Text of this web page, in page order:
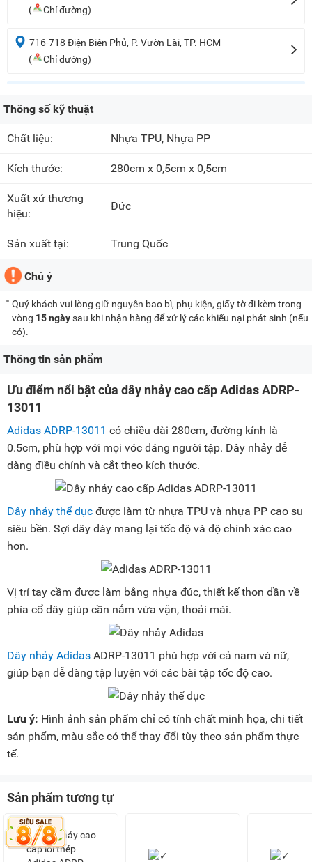
(
Chỉ đường)
716-718 Điện Biên Phủ, P. Vườn Lài, TP. HCM
(
Chỉ đường)
Thông số kỹ thuật
Chất liệu: Nhựa TPU, Nhựa PP
Kích thước: 280cm x 0,5cm x 0,5cm
Xuất xứ thương
hiệu:
Đức
Sản xuất tại: Trung Quốc
Chú ý
Quý khách vui lòng giữ nguyên bao bì, phụ kiện, giấy tờ đi kèm trong
vòng 15 ngàysau khi nhận hàng để xử lý các khiếu nại phát sinh (nếu
có).
Thông tin sản phẩm
Ưu điểm nổi bật của dây nhảy cao cấp Adidas ADRP-
13011
Adidas ADRP-13011 có chiều dài 280cm, đường kính là
0.5cm, phù hợp với mọi vóc dáng người tập. Dây nhảy dễ
dàng điều chỉnh và cắt theo kích thước.
Dây nhảy thể dục được làm từ nhựa TPU và nhựa PP cao su
siêu bền. Sợi dây dày mang lại tốc độ và độ chính xác cao
hơn.
Vị trí tay cầm được làm bằng nhựa đúc, thiết kế thon dần về
phía cổ dây giúp cần nắm vừa vặn, thoải mái.
Dây nhảy Adidas ADRP-13011 phù hợp với cả nam và nữ,
giúp bạn dễ dàng tập luyện với các bài tập tốc độ cao.
Lưu ý: Hình ảnh sản phẩm chỉ có tính chất minh họa, chi tiết
sản phẩm, màu sắc có thể thay đổi tùy theo sản phẩm thực
tế.
Sản phẩm tương tự